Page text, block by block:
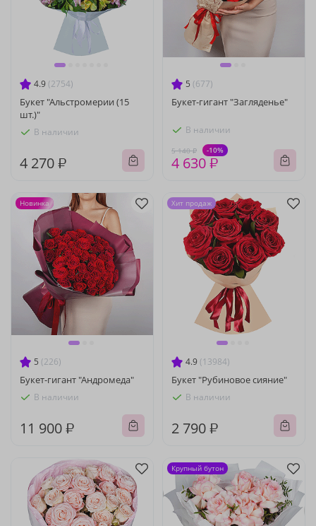
4.9 (2754)
Букет "Альстромерии (15
шт.)"
В наличии
4 270 ₽
5 (677)
Букет-гигант "Загляденье"
В наличии
5 140 ₽ -10%
4 630 ₽
5 (226)
Букет-гигант "Андромеда"
В наличии
11 900 ₽
Новинка
4.9 (13984)
Букет "Рубиновое сияние"
В наличии
2 790 ₽
Хит продаж
Крупный бутон